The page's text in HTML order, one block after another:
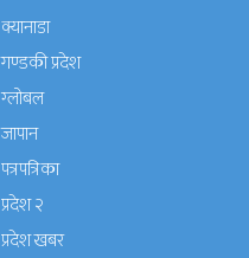
क्यानाडा
गण्डकी प्रदेश
ग्लोबल
जापान
पत्रपत्रिका
प्रदेश २
प्रदेश खबर